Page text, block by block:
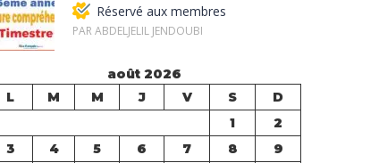
Réservé aux membres
PAR ABDELJELIL JENDOUBI
août 2026
L
M M J V S
D
1
2
3
4 5 6 7 8
9